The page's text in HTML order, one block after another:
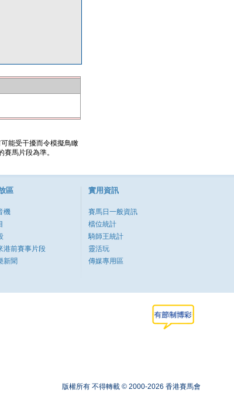
能受干擾而令模擬鳥瞰
馬片段為準。
區
機
港前賽事片段
新聞
實用資訊
賽馬日一般資訊
檔位統計
騎師王統計
靈活玩
傳媒專用區
版權所有 不得轉載 © 2000-2026 香港賽馬會